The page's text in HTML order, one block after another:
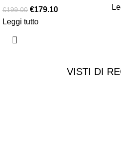
€199.00 €179.10
Leggi tutto
VISTI DI